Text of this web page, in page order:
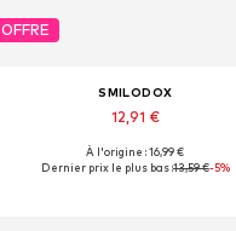
OFFRE
SMILODOX
12,91 €
Tailles disponibles: XS, S, M, L, XL
À l'origine : 16,99 €
Dernier prix le plus bas :13,59 €-5%